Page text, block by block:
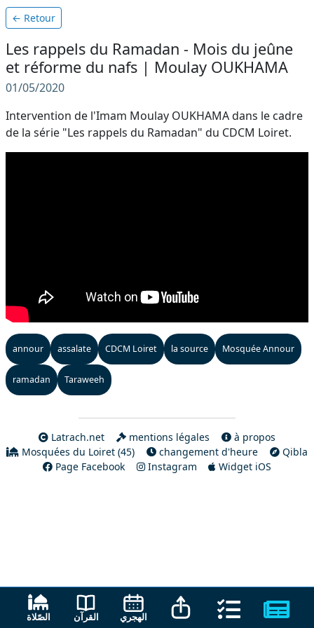
← Retour
Les rappels du Ramadan - Mois du jeûne
et réforme du nafs | Moulay OUKHAMA
01/05/2020
Intervention de l'Imam Moulay OUKHAMA dans le cadre
de la série "Les rappels du Ramadan" du CDCM Loiret.
annour assalate CDCM Loiret la source Mosquée Annour
ramadan Taraweeh
Latrach.net mentions légales
à propos
Mosquées du Loiret (45)
changement d'heure
Qibla
Page Facebook
Instagram Widget iOS
الصّلاة القرآن الهجري